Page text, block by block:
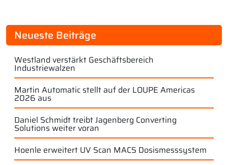
Neueste Beiträge
Westland verstärkt Geschäftsbereich
Industriewalzen
Martin Automatic stellt auf der LOUPE Americas
2026 aus
Daniel Schmidt treibt Jagenberg Converting
Solutions weiter voran
Hoenle erweitert UV Scan MACS Dosismesssystem